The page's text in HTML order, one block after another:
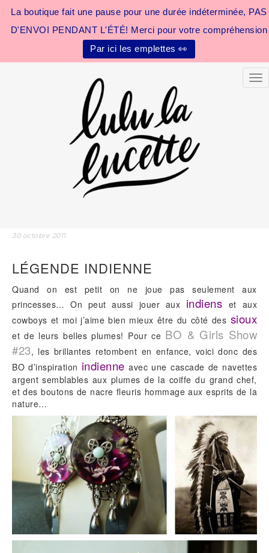
La boutique fait une pause pour une durée indéterminée, PAS
D'ENVOI PENDANT L'ÉTÉ! Merci pour votre compréhension
Par ici les emplettes 👀
30 octobre 2011
LÉGENDE INDIENNE
Quand on est petit on ne joue pas seulement aux
princesses… On peut aussi jouer aux indiens et aux
cowboys et moi j’aime bien mieux être du côté des sioux
et de leurs belles plumes! Pour ce BO & Girls Show
#23, les brillantes retombent en enfance, voici donc des
BO d’inspiration indienne avec une cascade de navettes
argent semblables aux plumes de la coiffe du grand chef,
et des boutons de nacre fleuris hommage aux esprits de la
nature…